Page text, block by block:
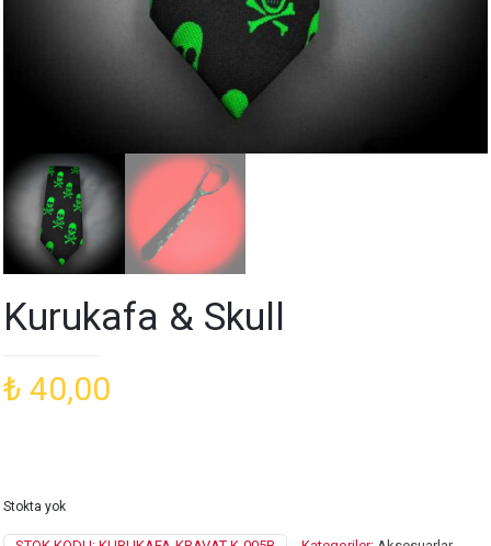
Kurukafa & Skull
₺ 40,00
Stokta yok